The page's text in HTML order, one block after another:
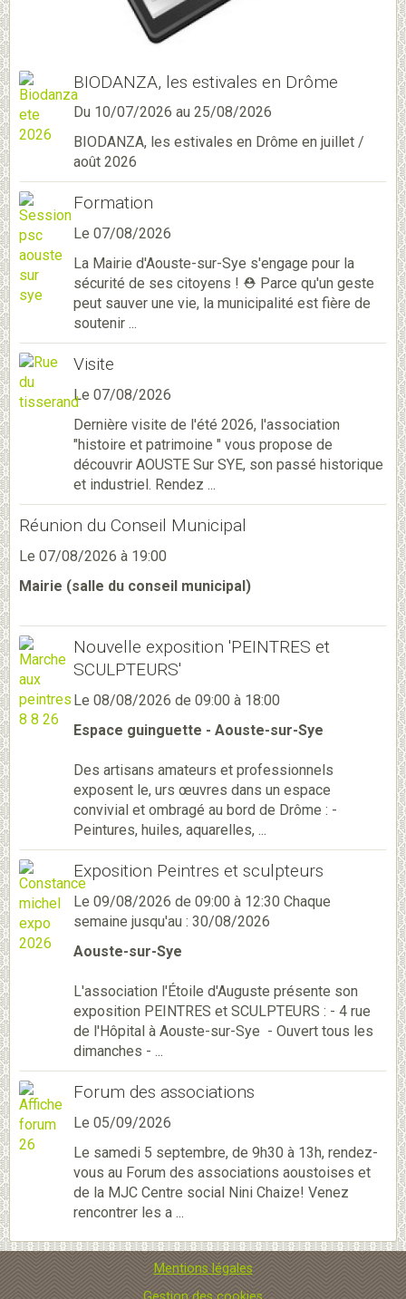
BIODANZA, les estivales en Drôme
Du 10/07/2026 au 25/08/2026
BIODANZA, les estivales en Drôme en juillet /
août 2026
Formation
Le 07/08/2026
La Mairie d'Aouste-sur-Sye s'engage pour la
sécurité de ses citoyens ! ⛑️ Parce qu'un geste
peut sauver une vie, la municipalité est fière de
soutenir ...
Visite
Le 07/08/2026
Dernière visite de l'été 2026, l'association
"histoire et patrimoine " vous propose de
découvrir AOUSTE Sur SYE, son passé historique
et industriel. Rendez ...
Réunion du Conseil Municipal
Le 07/08/2026 à 19:00
Mairie (salle du conseil municipal)
Nouvelle exposition 'PEINTRES et
SCULPTEURS'
Le 08/08/2026 de 09:00 à 18:00
Espace guinguette - Aouste-sur-Sye
Des artisans amateurs et professionnels
exposent le, urs œuvres dans un espace
convivial et ombragé au bord de Drôme : -
Peintures, huiles, aquarelles, ...
Exposition Peintres et sculpteurs
Le 09/08/2026 de 09:00 à 12:30 Chaque
semaine jusqu'au : 30/08/2026
Aouste-sur-Sye
L'association l'Étoile d'Auguste présente son
exposition PEINTRES et SCULPTEURS : - 4 rue
de l'Hôpital à Aouste-sur-Sye - Ouvert tous les
dimanches - ...
Forum des associations
Le 05/09/2026
Le samedi 5 septembre, de 9h30 à 13h, rendez-
vous au Forum des associations aoustoises et
de la MJC Centre social Nini Chaize! Venez
rencontrer les a ...
Mentions légales